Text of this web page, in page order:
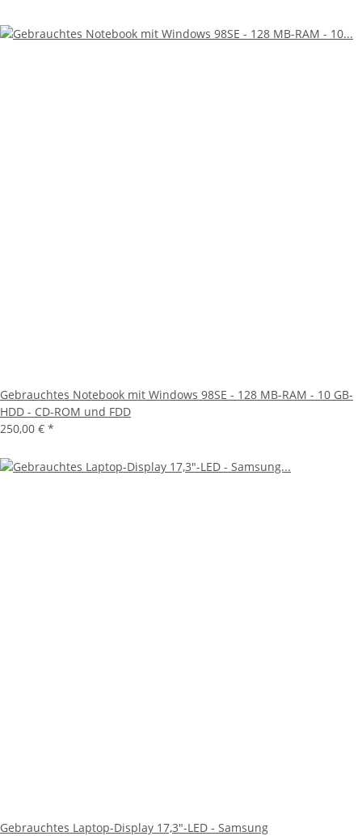
Gebrauchtes Notebook mit Windows 98SE - 128 MB-RAM - 10 GB-
HDD - CD-ROM und FDD
250,00 € *
Gebrauchtes Laptop-Display 17,3"-LED - Samsung